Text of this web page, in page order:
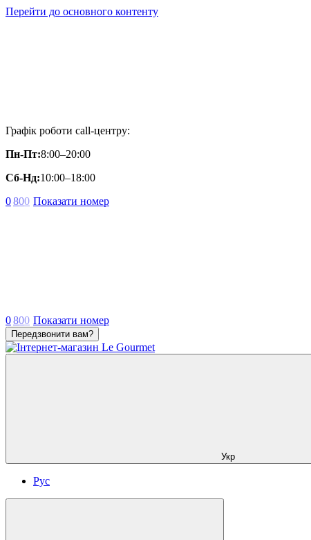
Перейти до основного контенту
Графік роботи call-центру:
Пн-Пт:8:00–20:00
Сб-Нд:10:00–18:00
0800 Показати номер
0800 Показати номер
Передзвонити вам?
Укр
Рус